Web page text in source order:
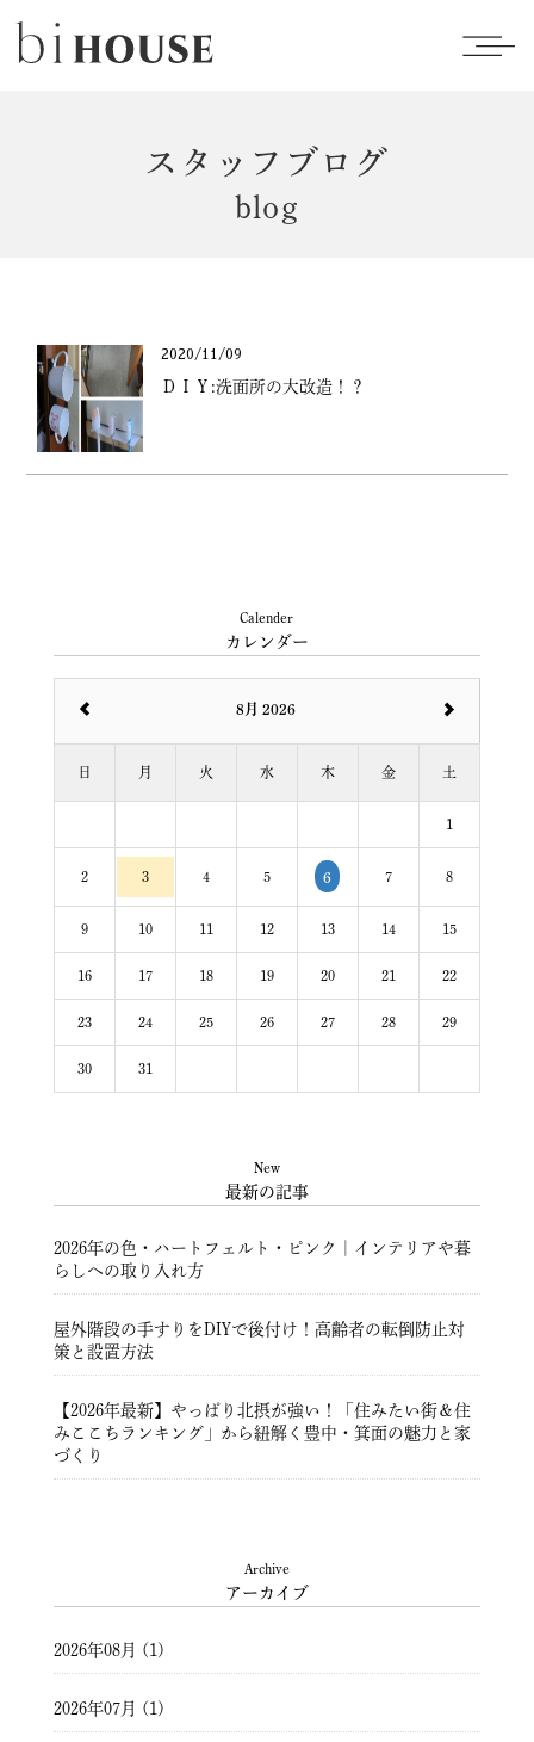
スタッフブログ
blog
2020/11/09
ＤＩＹ:洗面所の大改造！？
Calender
カレンダー
8月 2026
日 月 火 水 木 金 土
1
2 3 4 5 6 7 8
9 10 11 12 13 14 15
16 17 18 19 20 21 22
23 24 25 26 27 28 29
30 31
New
最新の記事
2026年の色・ハートフェルト・ピンク｜インテリアや暮
らしへの取り入れ方
屋外階段の手すりをDIYで後付け！高齢者の転倒防止対
策と設置方法
【2026年最新】やっぱり北摂が強い！「住みたい街＆住
みここちランキング」から紐解く豊中・箕面の魅力と家
づくり
Archive
アーカイブ
2026年08月 (1)
2026年07月 (1)